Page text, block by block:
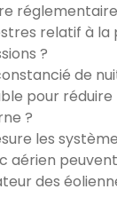
relatif à
?
de
pour
?
les
aérien
des